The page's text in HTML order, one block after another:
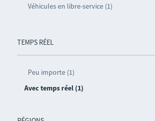
Véhicules en libre-service (1)
TEMPS RÉEL
Peu importe (1)
Avec temps réel (1)